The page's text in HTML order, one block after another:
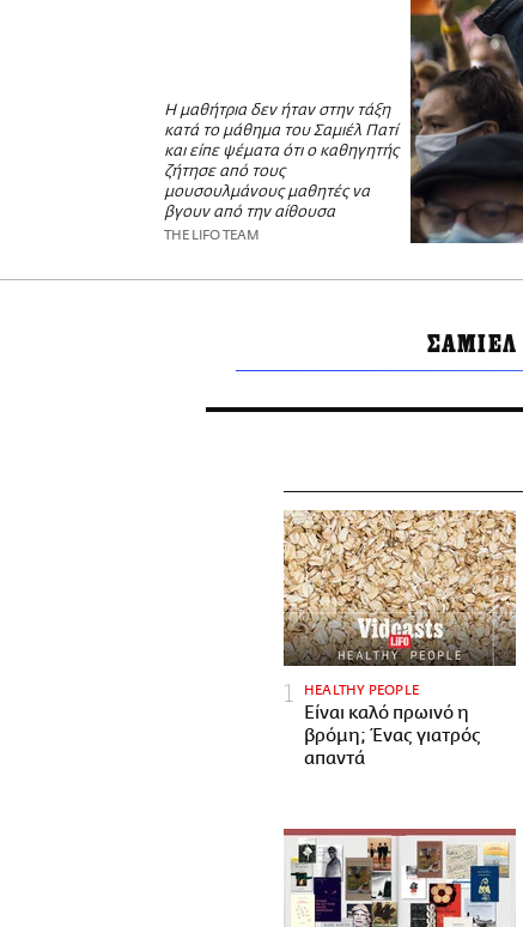
Η μαθήτρια δεν ήταν στην τάξη
κατά το μάθημα του Σαμιέλ Πατί
και είπε ψέματα ότι ο καθηγητής
ζήτησε από τους
μουσουλμάνους μαθητές να
βγουν από την αίθουσα
THE LIFO TEAM
ΣΑΜΙΕΛ
HEALTHY PEOPLE
Είναι καλό πρωινό η
βρόμη; Ένας γιατρός
απαντά